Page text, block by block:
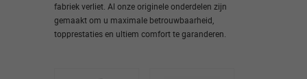
fabriek verliet. Al onze originele onderdelen zijn
gemaakt om u maximale betrouwbaarheid,
topprestaties en ultiem comfort te garanderen.